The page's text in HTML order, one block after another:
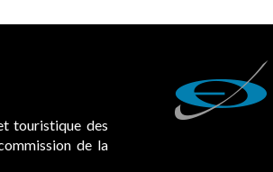
touristique des
de la